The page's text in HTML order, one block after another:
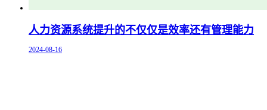
人力资源系统提升的不仅仅是效率还有管理能力
2024-08-16